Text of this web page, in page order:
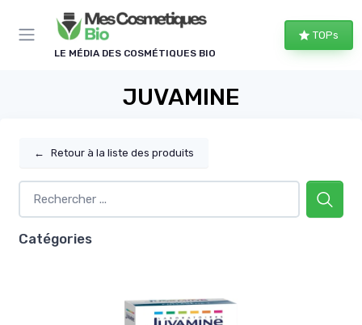
LE MÉDIA DES COSMÉTIQUES BIO
TOPs
JUVAMINE
← Retour à la liste des produits
Catégories
Panneau de gestion des cookies